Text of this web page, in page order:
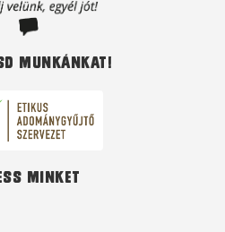
munkánkat!
minket